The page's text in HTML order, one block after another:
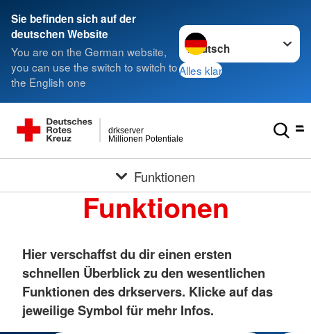
Sie befinden sich auf der
deutschen Website
You are on the German website,
you can use the switch to switch to
the English one
Sprache wechseln zu
Alles klar
Millionen Potentiale
drkserver
Funktionen
Funktionen
Hier verschaffst du dir einen ersten
schnellen Überblick zu den wesentlichen
Funktionen des drkservers. Klicke auf das
jeweilige Symbol für mehr Infos.